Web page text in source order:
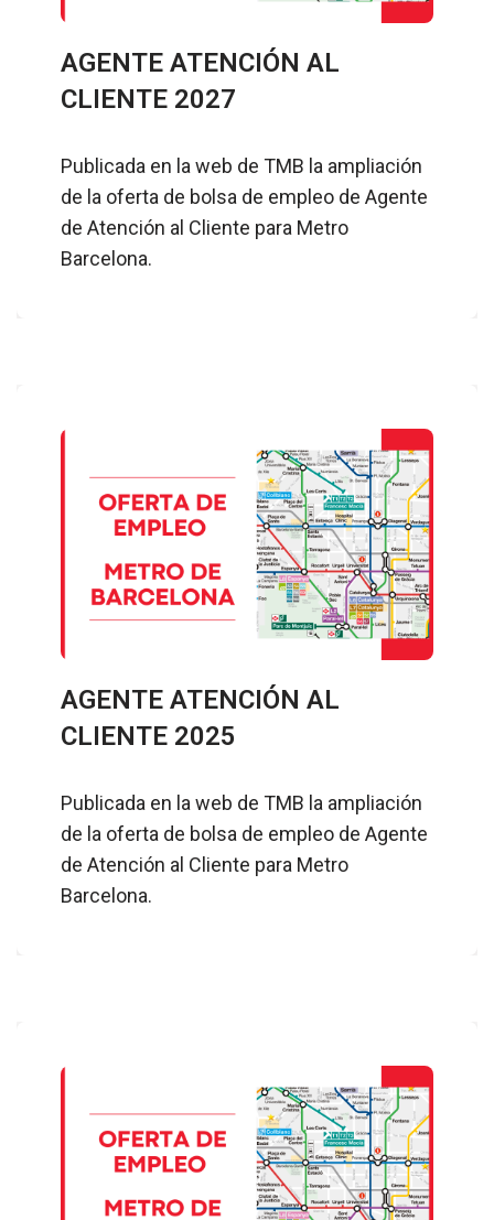
AGENTE ATENCIÓN AL
CLIENTE 2027
Publicada en la web de TMB la ampliación
de la oferta de bolsa de empleo de Agente
de Atención al Cliente para Metro
Barcelona.
AGENTE ATENCIÓN AL
CLIENTE 2025
Publicada en la web de TMB la ampliación
de la oferta de bolsa de empleo de Agente
de Atención al Cliente para Metro
Barcelona.